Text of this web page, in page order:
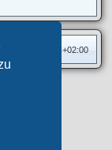
sind UTC+02:00